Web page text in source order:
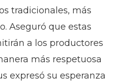
tradicionales, más
Aseguró que estas
a los productores
más respetuosa
expresó su esperanza